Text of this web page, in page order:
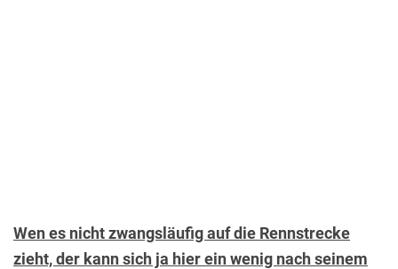
Wen es nicht zwangsläufig auf die Rennstrecke
zieht, der kann sich ja hier ein wenig nach seinem